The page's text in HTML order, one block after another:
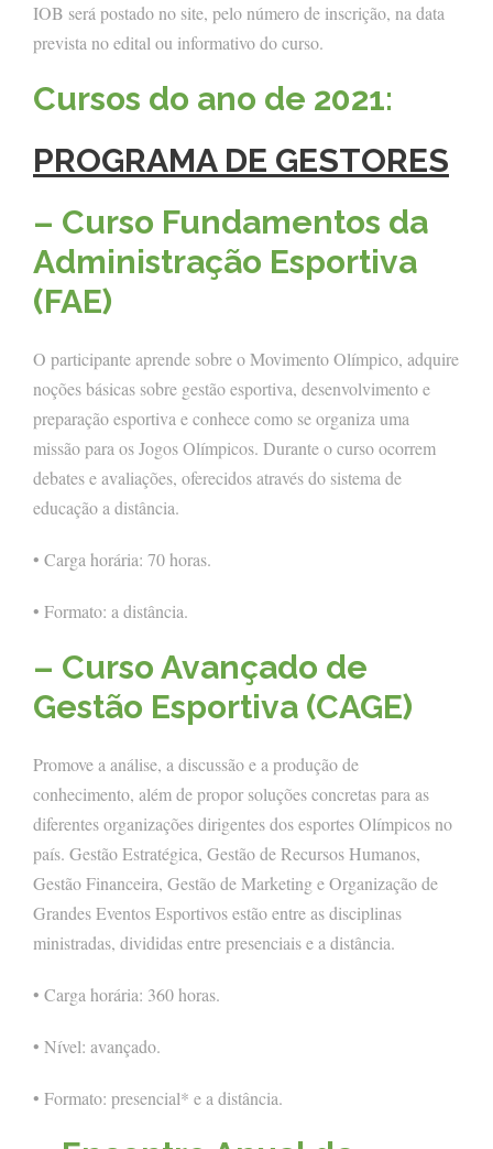
IOB será postado no site, pelo número de inscrição, na data
prevista no edital ou informativo do curso.
Cursos do ano de 2021:
PROGRAMA DE GESTORES
– Curso Fundamentos da
Administração Esportiva
(FAE)
O participante aprende sobre o Movimento Olímpico, adquire
noções básicas sobre gestão esportiva, desenvolvimento e
preparação esportiva e conhece como se organiza uma
missão para os Jogos Olímpicos. Durante o curso ocorrem
debates e avaliações, oferecidos através do sistema de
educação a distância.
• Carga horária: 70 horas.
• Formato: a distância.
– Curso Avançado de
Gestão Esportiva (CAGE)
Promove a análise, a discussão e a produção de
conhecimento, além de propor soluções concretas para as
diferentes organizações dirigentes dos esportes Olímpicos no
país. Gestão Estratégica, Gestão de Recursos Humanos,
Gestão Financeira, Gestão de Marketing e Organização de
Grandes Eventos Esportivos estão entre as disciplinas
ministradas, divididas entre presenciais e a distância.
• Carga horária: 360 horas.
• Nível: avançado.
• Formato: presencial* e a distância.